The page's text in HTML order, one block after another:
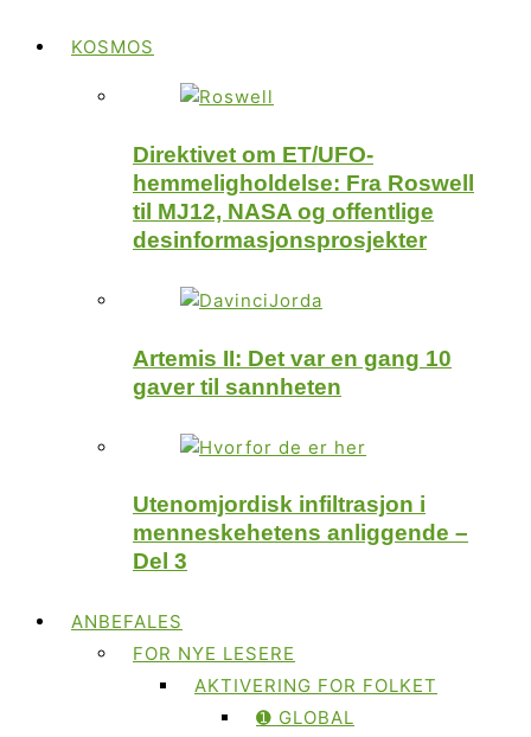
KOSMOS
Direktivet om ET/UFO-
hemmeligholdelse: Fra Roswell
til MJ12, NASA og offentlige
desinformasjonsprosjekter
Artemis II: Det var en gang 10
gaver til sannheten
Utenomjordisk infiltrasjon i
menneskehetens anliggende –
Del 3
ANBEFALES
FOR NYE LESERE
AKTIVERING FOR FOLKET
➊ GLOBAL